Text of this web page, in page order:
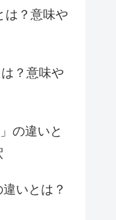
は？意味や
？意味や
の違いと
いとは？